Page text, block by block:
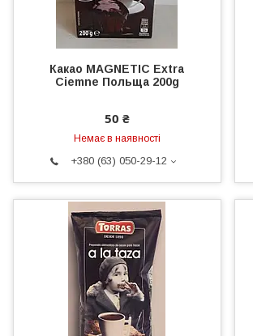
Какао MAGNETIC Extra
Ciemne Польща 200g
50 ₴
Немає в наявності
+380 (63) 050-29-12